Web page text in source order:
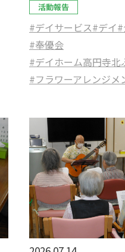
活動報告
#デイサービス#デイ
#奉優会
#デイホーム高円寺北
#フラワーアレンジメ